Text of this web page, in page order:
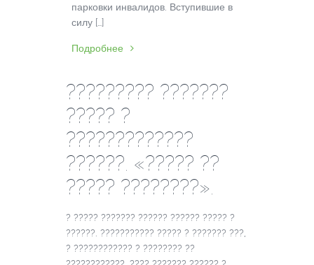
парковки инвалидов. Вступившие в
силу […]
Подробнее
????????? ???????
????? ?
?????????????
??????. «????? ??
????? ????????».
? ????? ??????? ?????? ?????? ????? ?
??????. ??????????? ????? ? ??????? ???,
? ???????????? ? ???????? ??